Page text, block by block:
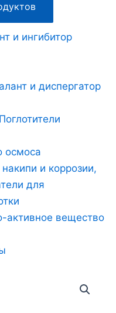
и ингибитор
и диспергатор
осмоса
и коррозии,
для
активное вещество